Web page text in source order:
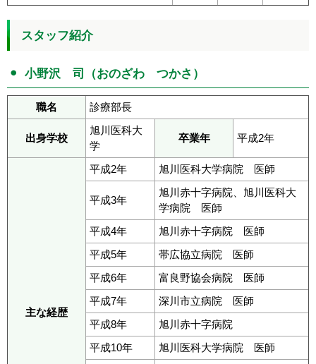
スタッフ紹介
小野沢 司（おのざわ つかさ）
職名 診療部長
出身学校
旭川医科大
学
卒業年 平成2年
主な経歴
平成2年 旭川医科大学病院 医師
平成3年
旭川赤十字病院、旭川医科大
学病院 医師
平成4年
旭川赤十字病院 医師
平成5年
帯広協立病院 医師
平成6年
富良野協会病院 医師
平成7年
深川市立病院 医師
平成8年
旭川赤十字病院
平成10年
旭川医科大学病院 医師